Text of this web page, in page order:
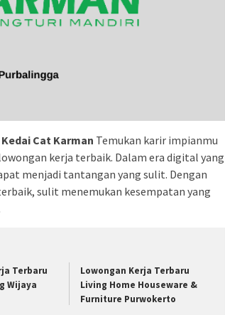
Cat Karman Temukan karir impianmu
kerja terbaik. Dalam era digital yang
menjadi tantangan yang sulit. Dengan
sulit menemukan kesempatan yang
Terbaru
Wijaya
Lowongan Kerja Terbaru
Living Home Houseware &
Furniture Purwokerto